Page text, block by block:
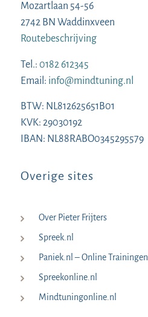
Mozartlaan 54-56
2742 BN Waddinxveen
Routebeschrijving
Tel.: 0182 612345
Email: info@mindtuning.nl
BTW: NL812625651B01
KVK: 29030192
IBAN: NL88RABO0345295579
Overige sites
Over Pieter Frijters
Spreek.nl
Paniek.nl – Online Trainingen
Spreekonline.nl
Mindtuningonline.nl